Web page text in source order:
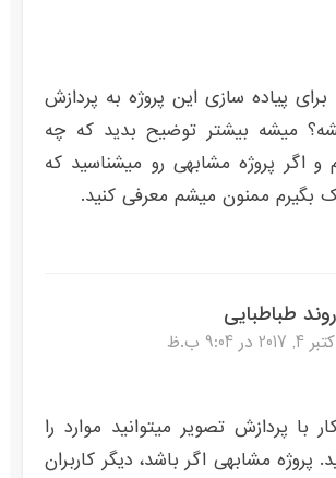
برای پیاده سازی این پروژه به پردازش
میشه بیشتر توضیح بدید که چه
و اگر پروژه مشابهی رو میشناسید که
بگیرم ممنون میشم معرفی کنید.
طباطبایی
4, 2017 در 9:04 ب.ظ
با پردازش تصویر میتوانید موارد را
پروژه مشابهی اگر باشد، دیگر کاربران